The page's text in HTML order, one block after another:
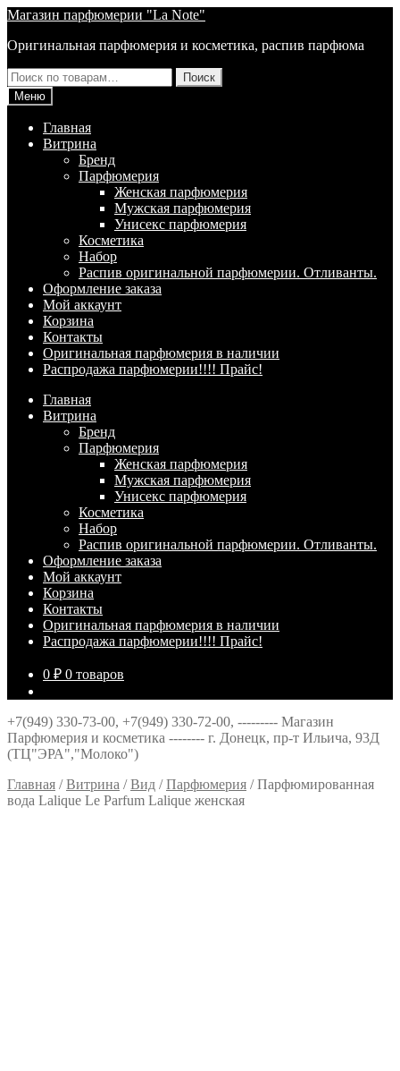
Перейти
навигации
Перейти
содержимому
Магазин парфюмерии "La Note"
Оригинальная парфюмерия и косметика, распив парфюма
Искать:
Поиск
Меню
Главная
Витрина
Брeнд
Парфюмерия
Женская парфюмерия
Мужская парфюмерия
Унисекс парфюмерия
Косметика
Набор
Распив оригинальной парфюмерии. Отливанты.
Оформление заказа
Мой аккаунт
Корзина
Контакты
Оригинальная парфюмерия в наличии
Распродажа парфюмерии!!!! Прайс!
Главная
Витрина
Брeнд
Парфюмерия
Женская парфюмерия
Мужская парфюмерия
Унисекс парфюмерия
Косметика
Набор
Распив оригинальной парфюмерии. Отливанты.
Оформление заказа
Мой аккаунт
Корзина
Контакты
Оригинальная парфюмерия в наличии
Распродажа парфюмерии!!!! Прайс!
0 ₽ 0 товаров
+7(949) 330-73-00, +7(949) 330-72-00, --------- Магазин
Парфюмерия и косметика -------- г. Донецк, пр-т Ильича, 93Д
(ТЦ"ЭРА","Молоко")
Главная /Витрина /Вид /Парфюмерия /Парфюмированная
вода Lalique Le Parfum Lalique женская